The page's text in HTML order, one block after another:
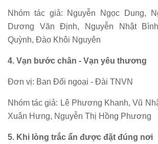
Nhóm tác giả: Nguyễn Ngọc Dung,
Dương Văn Định, Nguyễn Nhật
Quỳnh, Đào Khôi Nguyên
4. Vạn bước chân - Vạn yêu thương
Đơn vị: Ban Đối ngoại - Đài TNVN
Nhóm tác giả: Lê Phương Khanh, Vũ
Xuân Hưng, Nguyễn Thị Hồng Phương
5. Khi lòng trắc ẩn được đặt đúng nơi